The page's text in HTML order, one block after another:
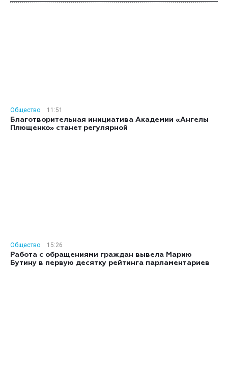
Общество
11:51
Благотворительная инициатива Академии «Ангелы
Плющенко» станет регулярной
Общество
15:26
Работа с обращениями граждан вывела Марию
Бутину в первую десятку рейтинга парламентариев